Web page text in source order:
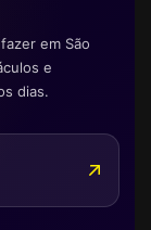
em São
e
dias.